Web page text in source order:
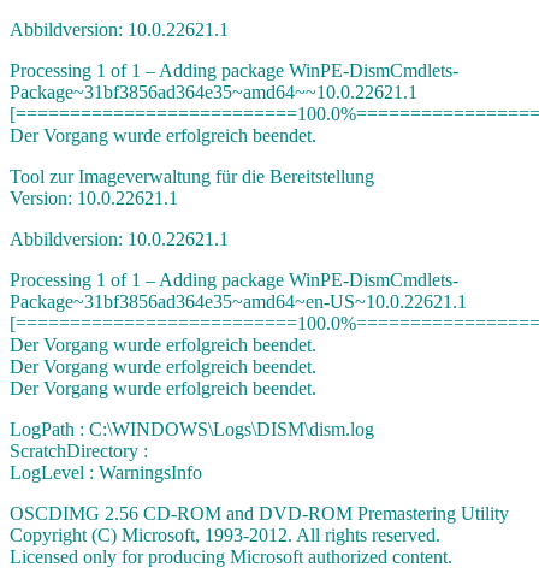
Abbildversion: 10.0.22621.1
Processing 1 of 1 – Adding package WinPE-DismCmdlets-
Package~31bf3856ad364e35~amd64~~10.0.22621.1
Der Vorgang wurde erfolgreich beendet.
Tool zur Imageverwaltung für die Bereitstellung
Version: 10.0.22621.1
Abbildversion: 10.0.22621.1
Processing 1 of 1 – Adding package WinPE-DismCmdlets-
Package~31bf3856ad364e35~amd64~en-US~10.0.22621.1
Der Vorgang wurde erfolgreich beendet.
Der Vorgang wurde erfolgreich beendet.
Der Vorgang wurde erfolgreich beendet.
LogPath : C:\WINDOWS\Logs\DISM\dism.log
ScratchDirectory :
LogLevel : WarningsInfo
OSCDIMG 2.56 CD-ROM and DVD-ROM Premastering Utility
Copyright (C) Microsoft, 1993-2012. All rights reserved.
Licensed only for producing Microsoft authorized content.